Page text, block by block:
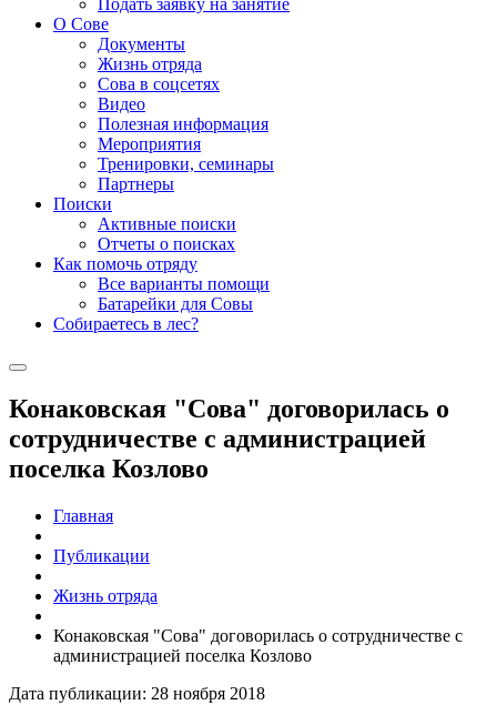
Подать заявку на занятие
О Сове
Документы
Жизнь отряда
Сова в соцсетях
Видео
Полезная информация
Мероприятия
Тренировки, семинары
Партнеры
Поиски
Активные поиски
Отчеты о поисках
Как помочь отряду
Все варианты помощи
Батарейки для Совы
Собираетесь в лес?
Конаковская "Сова" договорилась о
сотрудничестве с администрацией
поселка Козлово
Главная
Публикации
Жизнь отряда
Конаковская "Сова" договорилась о сотрудничестве с
администрацией поселка Козлово
Дата публикации: 28 ноября 2018